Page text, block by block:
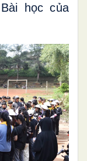
học của